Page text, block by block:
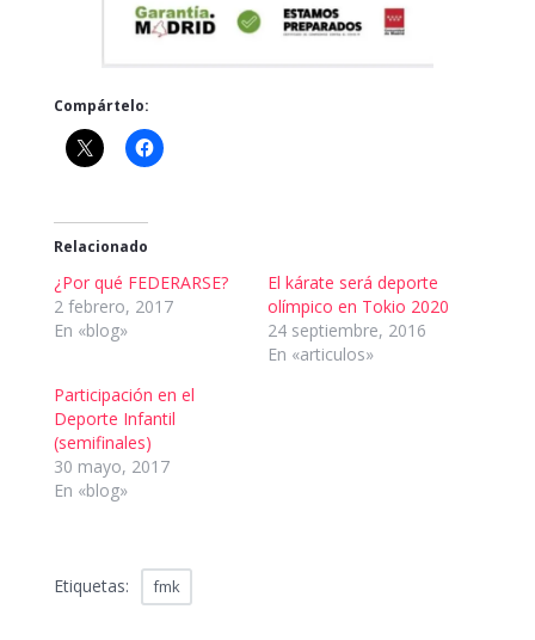
Compártelo:
Relacionado
¿Por qué FEDERARSE?
2 febrero, 2017
En «blog»
El kárate será deporte
olímpico en Tokio 2020
24 septiembre, 2016
En «articulos»
Participación en el
Deporte Infantil
(semifinales)
30 mayo, 2017
En «blog»
Etiquetas: fmk